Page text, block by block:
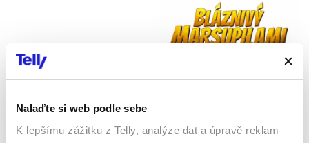
Nalaďte si web podle sebe
K lepšímu zážitku z Telly, analýze dat a úpravě reklam